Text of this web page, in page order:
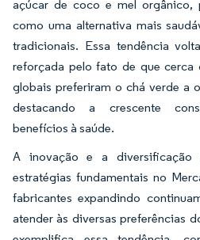
açúcar de coco e mel orgânico,
como uma alternativa mais
tradicionais. Essa tendência
reforçada pelo fato de que cerca
globais preferiram o chá verde a
destacando a crescente
benefícios à saúde.
A inovação e a diversificação
estratégias fundamentais no
fabricantes expandindo
atender às diversas preferências